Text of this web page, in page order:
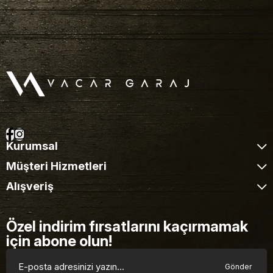
Kurumsal
Müşteri Hizmetleri
Alışveriş
Özel indirim fırsatlarını kaçırmamak
için abone olun!
Gönder